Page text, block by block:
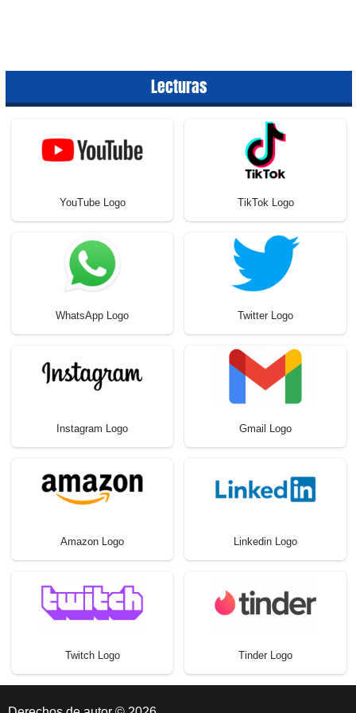
Lecturas
YouTube Logo TikTok Logo
WhatsApp Logo Twitter Logo
Instagram Logo Gmail Logo
Amazon Logo Linkedin Logo
Twitch Logo Tinder Logo